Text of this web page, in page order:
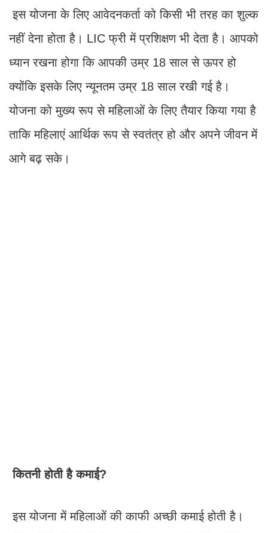
इस योजना के लिए आवेदनकर्ता को किसी भी तरह का शुल्क
नहीं देना होता है। LIC फ्री में प्रशिक्षण भी देता है। आपको
ध्यान रखना होगा कि आपकी उम्र 18 साल से ऊपर हो
क्योंकि इसके लिए न्यूनतम उम्र 18 साल रखी गई है।
योजना को मुख्य रूप से महिलाओं के लिए तैयार किया गया है
ताकि महिलाएं आर्थिक रूप से स्वतंत्र हो और अपने जीवन में
आगे बढ़ सके।
कितनी होती है कमाई?
इस योजना में महिलाओं की काफी अच्छी कमाई होती है।